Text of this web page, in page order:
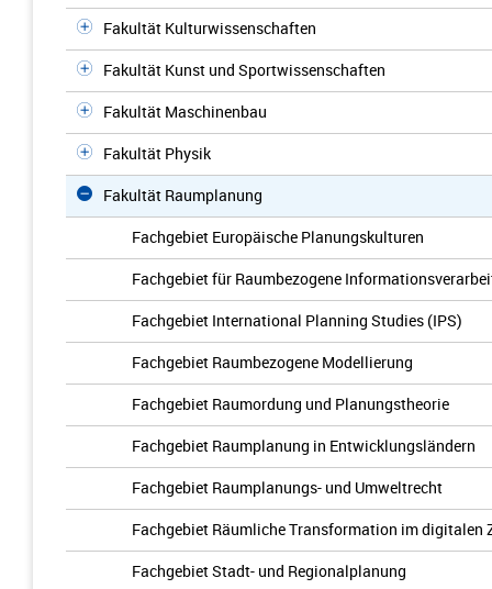
Fakultät Kulturwissenschaften
Fakultät Kunst und Sportwissenschaften
Fakultät Maschinenbau
Fakultät Physik
Fakultät Raumplanung
Fachgebiet Europäische Planungskulturen
Fachgebiet für Raumbezogene
Fachgebiet International Planning Studies (IPS)
Fachgebiet Raumbezogene Modellierung
Fachgebiet Raumordung und Planungstheorie
Fachgebiet Raumplanung in Entwicklungsländern
Fachgebiet Raumplanungs- und Umweltrecht
Fachgebiet Räumliche Transformation im digitalen
Fachgebiet Stadt- und Regionalplanung